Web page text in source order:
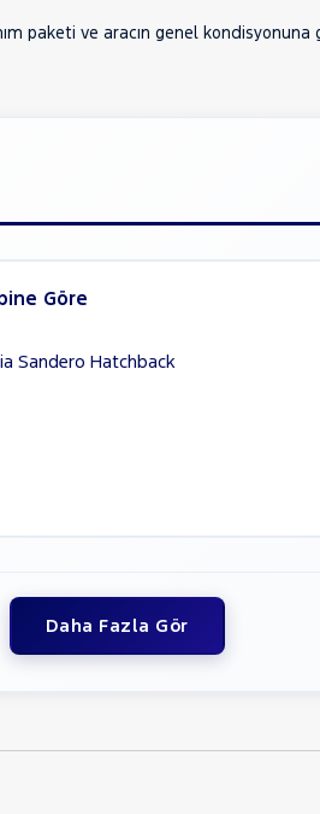
paketi ve aracın genel
Göre
Sandero Hatchback
Daha Fazla Gör